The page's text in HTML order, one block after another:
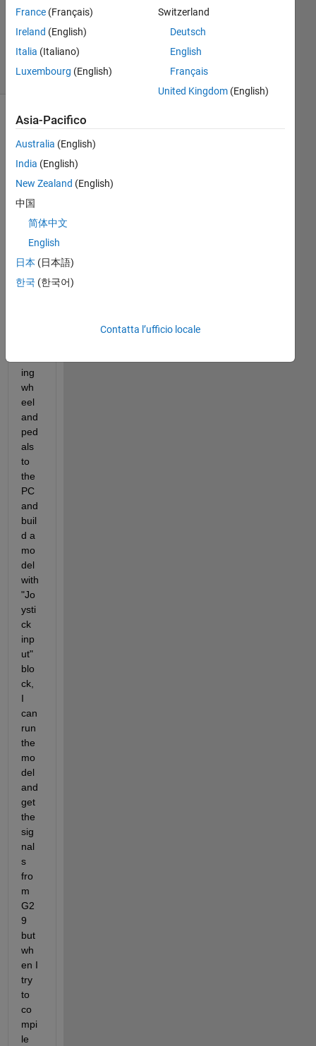
Aggiornato
9 Lug 2024
Visualizzazioni
(30 giorni)
con
the
logi
ing
wh
eel
and
ped
als
to
the
PC
and
buil
d a
mo
del
with
"Jo
ysti
ck
inp
ut"
blo
ck,
I
can
run
the
mo
del
and
get
the
sig
nal
s
fro
m
G2
9
but
wh
en I
try
to
co
mpi
le
France (Français)
Ireland (English)
Italia (Italiano)
Luxembourg (English)
Switzerland
Deutsch
English
Français
United Kingdom(English)
Asia-Pacifico
Australia (English)
India (English)
New Zealand (English)
中国
简体中文
English
日本 (日本語)
한국 (한국어)
Contatta l’ufficio locale